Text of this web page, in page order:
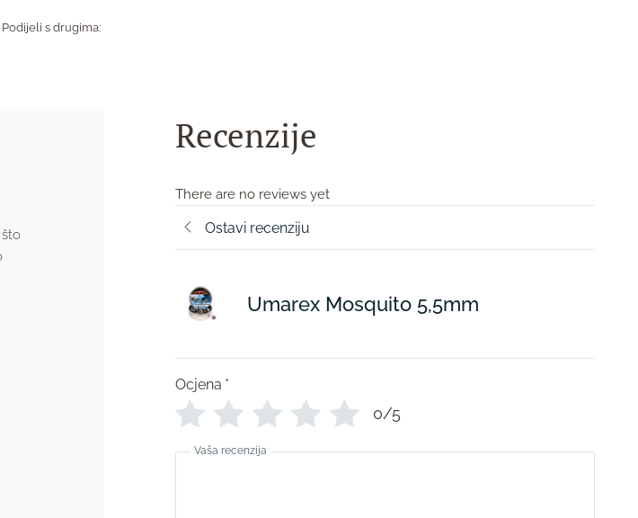
Podijeli s drugima:
Recenzije
There are no reviews yet
Ostavi recenziju
Umarex Mosquito 5,5mm
Ocjena *
0/5
Vaša recenzija